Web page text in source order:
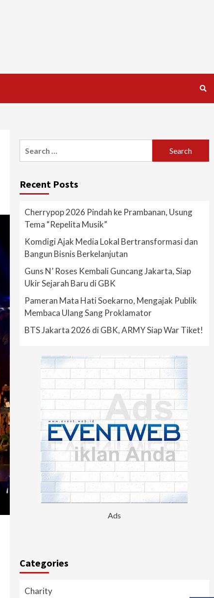
for:
Recent Posts
Cherrypop 2026 Pindah ke Prambanan, Usung
Tema “Repelita Musik”
Komdigi Ajak Media Lokal Bertransformasi dan
Bangun Bisnis Berkelanjutan
Guns N’ Roses Kembali Guncang Jakarta, Siap
Ukir Sejarah Baru di GBK
Pameran Mata Hati Soekarno, Mengajak Publik
Membaca Ulang Sang Proklamator
BTS Jakarta 2026 di GBK, ARMY Siap War Tiket!
Ads
Categories
Charity